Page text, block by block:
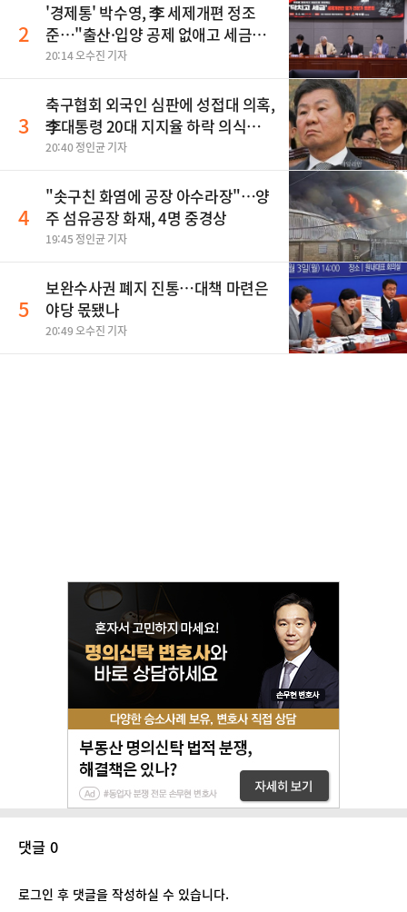
2
'경제통' 박수영, 李 세제개편 정조
준…"출산·입양 공제 없애고 세금폭
탄"
20:14 오수진 기자
3
축구협회 외국인 심판에 성접대 의혹,
李대통령 20대 지지율 하락 의식했
나, 삼전닉스 올인은 금물, SK하이닉
민석 "과반 승리 가능성 99%" 등
20:40 정인균 기자
4
"솟구친 화염에 공장 아수라장"…양
주 섬유공장 화재, 4명 중경상
19:45 정인균 기자
5
보완수사권 폐지 진통…대책 마련은
야당 몫됐나
20:49 오수진 기자
댓글 0
로그인 후 댓글을 작성하실 수 있습니다.